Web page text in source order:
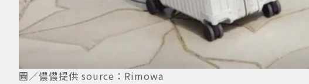
圖／儂儂提供 source：Rimowa